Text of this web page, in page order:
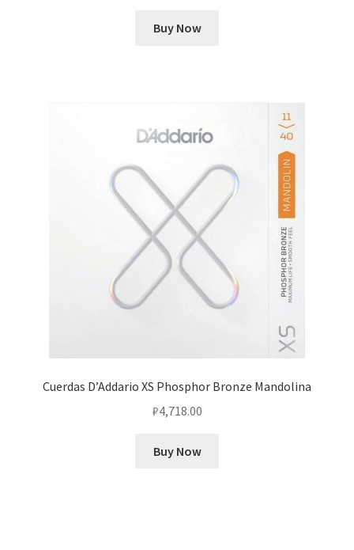
Buy Now
Cuerdas D’Addario XS Phosphor Bronze Mandolina
₽4,718.00
Buy Now